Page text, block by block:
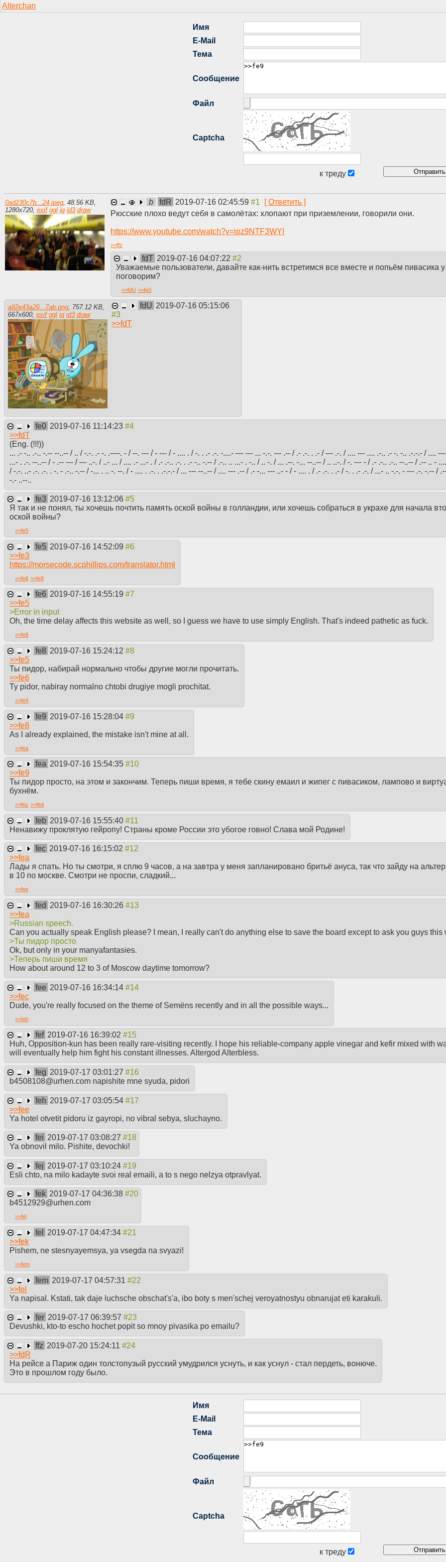
0ad230c7b...24.jpeg, 48.56 KB,
1280x720, exif ggl iq id3 draw
b fdR 2019-07-16 02:45:59
Рюсские плохо ведут себя в самолётах: хлопают при приземлении, говорили они.
https://www.youtube.com/watch?v=ipz9NTF3WYI
>>ffz
fdT 2019-07-16 04:07:22
Уважаемые пользователи, давайте как-нить встретимся все вместе и попьём пивасика
поговорим?
>>fdU >>fe0
a92e43a29...7ab.png 757.12 KB
667x600 exif ggl iq id3 draw
fdU 2019-07-16 05:15:06
>>fdT
fe0 2019-07-16 11:14:23
>>fdT
(Eng. (!!!))
... .- -.. .-.. -.-- --..-- / .. / -.-. .- -. .----. - / --. --- / - --- / - .... . / -. . .- .-. -....- — --- ... -.-. --- .-- / .- .-. . .- / --- .-. / .... --- .... .-.. .- -. -.. .-.-.- / ....
...- . .-. --..-- / - .-- --- / --- ..-. / ..- ... / .... .- ...- . / .- .-.. .-. . .- -.. -.-- / .-.. .. ...- . -.. / .. -. / ... .--. -... --..-- / .. ..-. / -. --- - / .- .-.. .-.. --..-- / .-- .. -
/ -.-. ..- .-. .-. . -. - .-.. -.-- / -... . .. -. --. / - .... . .-. . .-.-.- / ... --- --..-- / .... --- .-- / .- -... --- ..- - / - .... . / .- .-. . .- / -. . .- .-. / ...- .. -.-. - --- .-. -.-- /
-.- ..--..
fe3 2019-07-16 13:12:06
Я так и не понял, ты хочешь почтить память оской войны в голландии, или хочешь собраться в украхе для начала
оской войны?
>>fe5
fe5 2019-07-16 14:52:09
>>fe3
https://morsecode.scphillips.com/translator.html
>>fe6 >>fe8
fe6 2019-07-16 14:55:19
>>fe5
>Error in input
Oh, the time delay affects this website as well, so I guess we have to use simply English. That's indeed pathetic as fuck.
>>fe8
fe8 2019-07-16 15:24:12
>>fe5
Ты пидор, набирай нормально чтобы другие могли прочитать.
>>fe6
Ty pidor, nabiray normalno chtobi drugiye mogli prochitat.
>>fe9
fe9 2019-07-16 15:28:04
>>fe8
As I already explained, the mistake isn't mine at all.
>>fea
fea 2019-07-16 15:54:35
>>fe9
Ты пидор просто, на этом и закончим. Теперь пиши время, я тебе скину емаил и жипег с пивасиком, лампово и
бухнём.
>>fec >>fed
feb 2019-07-16 15:55:40
Ненавижу проклятую гейропу! Страны кроме России это убогое говно! Слава мой Родине!
fec 2019-07-16 16:15:02
>>fea
Лады я спать. Но ты смотри, я сплю 9 часов, а на завтра у меня запланировано бритьё ануса, так что зайду на
в 10 по москве. Смотри не проспи, сладкий...
>>fee
fed 2019-07-16 16:30:26
>>fea
>Russian speech.
Can you actually speak English please? I mean, I really can't do anything else to save the board except to ask you guys this
>Ты пидор просто
Ok, but only in your manyafantasies.
>Теперь пиши время
How about around 12 to 3 of Moscow daytime tomorrow?
fee 2019-07-16 16:34:14
>>fec
Dude, you're really focused on the theme of Semëns recently and in all the possible ways...
>>feh
fef 2019-07-16 16:39:02
Huh, Opposition-kun has been really rare-visiting recently. I hope his reliable-company apple vinegar and kefir mixed with
will eventually help him fight his constant illnesses. Altergod Alterbless.
feg 2019-07-17 03:01:27
b4508108@urhen.com napishite mne syuda, pidori
feh 2019-07-17 03:05:54
>>fee
Ya hotel otvetit pidoru iz gayropi, no vibral sebya, sluchayno.
fei 2019-07-17 03:08:27
Ya obnovil milo. Pishite, devochki!
fej 2019-07-17 03:10:24
Esli chto, na milo kadayte svoi real emaili, a to s nego nelzya otpravlyat.
fek 2019-07-17 04:36:38
b4512929@urhen.com
>>fel
fel
2019-07-17 04:47:34
>>fek
Pishem, ne stesnyayemsya, ya vsegda na svyazi!
>>fem
fem 2019-07-17 04:57:31
>>fel
Ya napisal. Kstati, tak daje luchsche obschat's'a, ibo boty s men'schej veroyatnostyu obnarujat eti karakuli.
fer 2019-07-17 06:39:57
Devushki, kto-to escho hochet popit so mnoy pivasika po emailu?
ffz 2019-07-20 15:24:11
>>fdR
На рейсе а Париж один толстопузый русский умудрился уснуть, и как уснул - стал пердеть, вонюче.
Это в прошлом году было.